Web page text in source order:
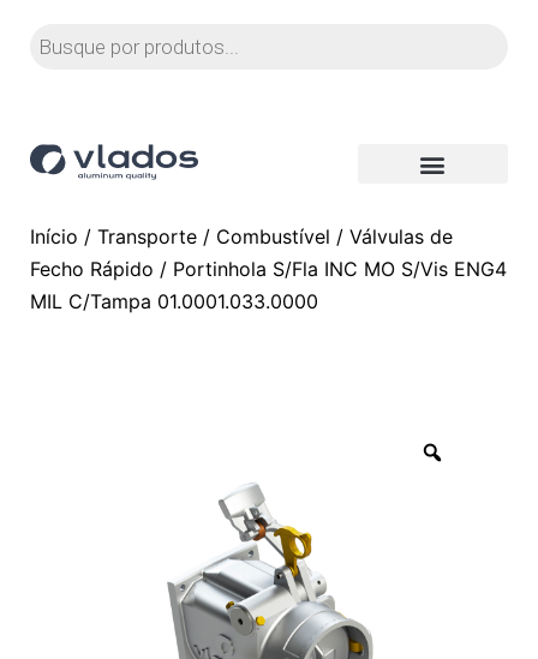
Início / Transporte / Combustível / Válvulas de
Fecho Rápido / Portinhola S/Fla INC MO S/Vis ENG4
MIL C/Tampa 01.0001.033.0000